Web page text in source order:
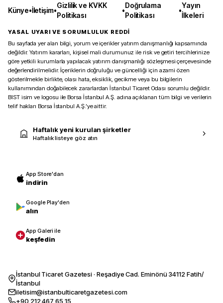
Künye•İletişim•
Gizlilik ve KVKK
Politikası
•
Doğrulama
Politikası
•
Yayın
İlkeleri
YASAL UYARI VE SORUMLULUK REDDİ
Bu sayfada yer alan bilgi, yorum ve içerikler yatırım danışmanlığı kapsamında
değildir. Yatırım kararları, kişisel mali durumunuz ile risk ve getiri tercihlerinize
göre yetkili kurumlarla yapılacak yatırım danışmanlığı sözleşmesi çerçevesinde
değerlendirilmelidir. İçeriklerin doğruluğu ve güncelliği için azami özen
gösterilmekle birlikte, olası hata, eksiklik, gecikme veya bu bilgilerin
kullanımından doğabilecek zararlardan İstanbul Ticaret Odası sorumlu değildir.
BIST isim ve logosu ile Borsa İstanbul A.Ş. adına açıklanan tüm bilgi ve verilerin
telif hakları Borsa İstanbul A.Ş.’ye aittir.
Haftalık yeni kurulan şirketler
Haftalık listeye göz atın
App Store'dan
indirin
Google Play'den
alın
App Galeri ile
keşfedin
İstanbul Ticaret Gazetesi · Reşadiye Cad. Eminönü 34112 Fatih/
İstanbul
iletisim@istanbulticaretgazetesi.com
+90 212 467 65 15